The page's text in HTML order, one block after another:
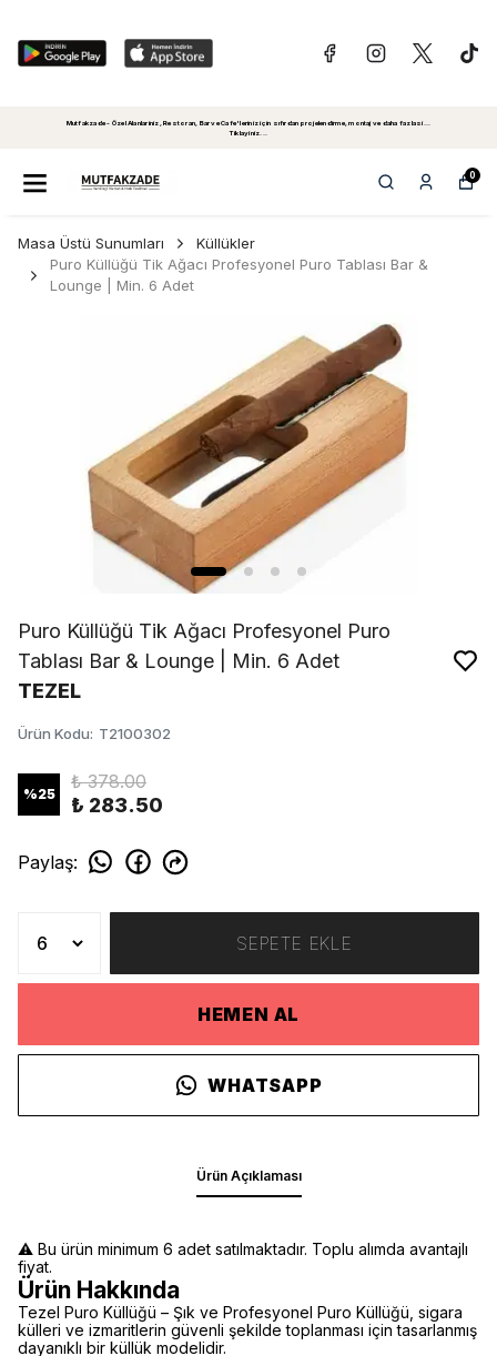
Mutfakzade - Özel Alanlariniz, Restoran, Bar ve Cafe'leriniz için sıfırdan projelendirme, montaj ve daha fazlasi...
Tiklayiniz...
0
Masa Üstü Sunumları
Küllükler
Puro Küllüğü Tik Ağacı Profesyonel Puro Tablası Bar &
Lounge | Min. 6 Adet
Puro Küllüğü Tik Ağacı Profesyonel Puro
Tablası Bar & Lounge | Min. 6 Adet
TEZEL
Ürün Kodu: T2100302
%25
₺ 378.00
₺ 283.50
Paylaş:
SEPETE EKLE
HEMEN AL
WHATSAPP
Ürün Açıklaması
⚠️ Bu ürün minimum 6 adet satılmaktadır. Toplu alımda avantajlı
fiyat.
Ürün Hakkında
Tezel Puro Küllüğü – Şık ve Profesyonel Puro Küllüğü, sigara
külleri ve izmaritlerin güvenli şekilde toplanması için tasarlanmış
dayanıklı bir küllük modelidir.